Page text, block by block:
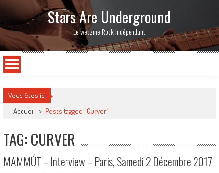
Stars Are Underground
Le webzine Rock Indépendant
Vous êtes ici
Accueil > Posts tagged "Curver"
TAG: CURVER
MAMMÚT – Interview – Paris, Samedi 2 Décembre 2017